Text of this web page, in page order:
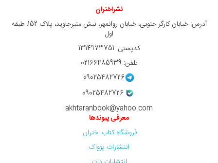
نشراختران
آدرس: خیابان کارگر جنوبی، خیابان روانمهر، نبش منیرجاوید، پلاک 152، طبقه
اول
کدپستی: 1314973751
تلفن: 02166485939
09025482726
09025482726
akhtaranbook@yahoo.com
معرفی پیوندها
فروشگاه کتاب اختران
انتشارات پژواک